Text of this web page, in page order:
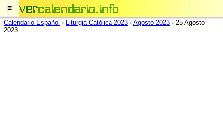
≡
Calendario Español › Liturgia Católica 2023 › Agosto 2023 › 25 Agosto
2023